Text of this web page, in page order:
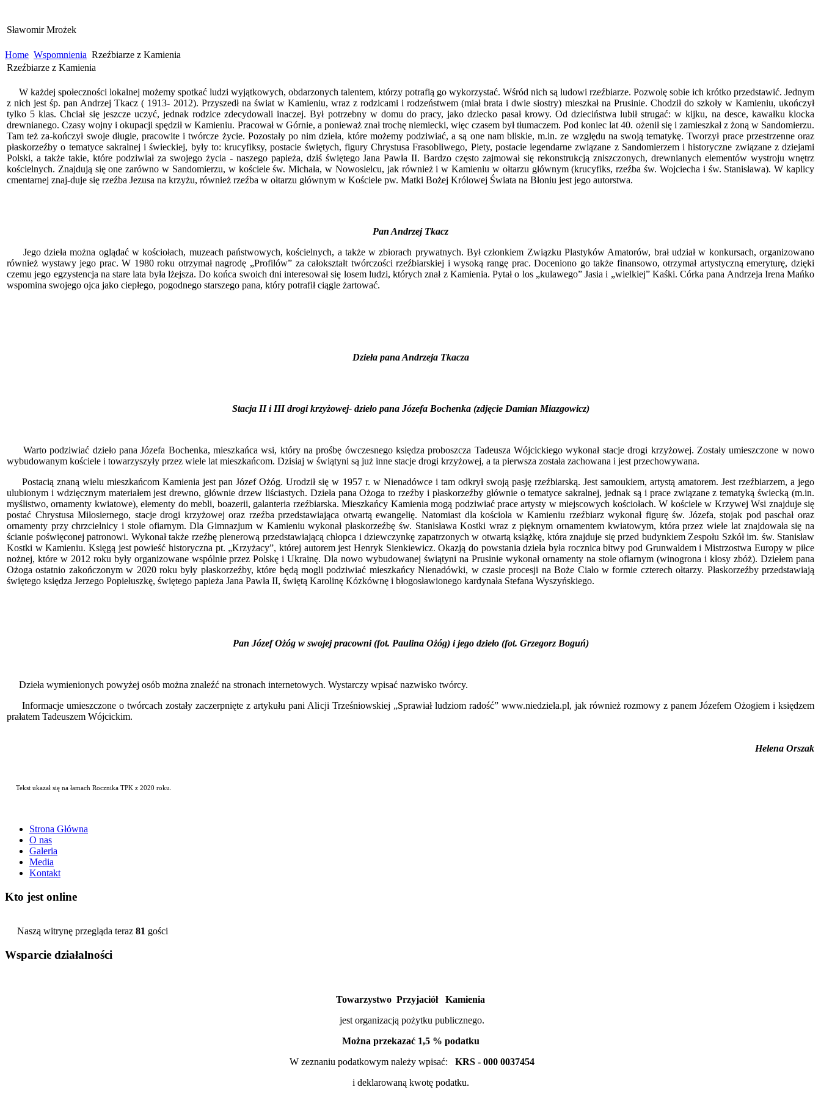
Sławomir Mrożek
Home Wspomnienia Rzeźbiarze z Kamienia
Rzeźbiarze z Kamienia
W każdej społeczności lokalnej możemy spotkać ludzi wyjątkowych, obdarzonych talentem, którzy potrafią go wykorzystać. Wśród nich są ludowi rzeźbiarze. Pozwolę sobie ich krótko przedstawić. Jednym
z nich jest śp. pan Andrzej Tkacz ( 1913- 2012). Przyszedł na świat w Kamieniu, wraz z rodzicami i rodzeństwem (miał brata i dwie siostry) mieszkał na Prusinie. Chodził do szkoły w Kamieniu, ukończył
tylko 5 klas. Chciał się jeszcze uczyć, jednak rodzice zdecydowali inaczej. Był potrzebny w domu do pracy, jako dziecko pasał krowy. Od dzieciństwa lubił strugać: w kijku, na desce, kawałku klocka
drewnianego. Czasy wojny i okupacji spędził w Kamieniu. Pracował w Górnie, a ponieważ znał trochę niemiecki, więc czasem był tłumaczem. Pod koniec lat 40. ożenił się i zamieszkał z żoną w Sandomierzu.
Tam też za-kończył swoje długie, pracowite i twórcze życie. Pozostały po nim dzieła, które możemy podziwiać, a są one nam bliskie, m.in. ze względu na swoją tematykę. Tworzył prace przestrzenne oraz
płaskorzeźby o tematyce sakralnej i świeckiej, były to: krucyfiksy, postacie świętych, figury Chrystusa Frasobliwego, Piety, postacie legendarne związane z Sandomierzem i historyczne związane z dziejami
Polski, a także takie, które podziwiał za swojego życia - naszego papieża, dziś świętego Jana Pawła II. Bardzo często zajmował się rekonstrukcją zniszczonych, drewnianych elementów wystroju wnętrz
kościelnych. Znajdują się one zarówno w Sandomierzu, w kościele św. Michała, w Nowosielcu, jak również i w Kamieniu w ołtarzu głównym (krucyfiks, rzeźba św. Wojciecha i św. Stanisława). W kaplicy
cmentarnej znaj-duje się rzeźba Jezusa na krzyżu, również rzeźba w ołtarzu głównym w Kościele pw. Matki Bożej Królowej Świata na Błoniu jest jego autorstwa.
Pan Andrzej Tkacz
Jego dzieła można oglądać w kościołach, muzeach państwowych, kościelnych, a także w zbiorach prywatnych. Był członkiem Związku Plastyków Amatorów, brał udział w konkursach, organizowano
również wystawy jego prac. W 1980 roku otrzymał nagrodę „Profilów” za całokształt twórczości rzeźbiarskiej i wysoką rangę prac. Doceniono go także finansowo, otrzymał artystyczną emeryturę, dzięki
czemu jego egzystencja na stare lata była lżejsza. Do końca swoich dni interesował się losem ludzi, których znał z Kamienia. Pytał o los „kulawego” Jasia i „wielkiej” Kaśki. Córka pana Andrzeja Irena Mańko
wspomina swojego ojca jako ciepłego, pogodnego starszego pana, który potrafił ciągle żartować.
Dzieła pana Andrzeja Tkacza
Stacja II i III drogi krzyżowej- dzieło pana Józefa Bochenka (zdjęcie Damian Miazgowicz)
Warto podziwiać dzieło pana Józefa Bochenka, mieszkańca wsi, który na prośbę ówczesnego księdza proboszcza Tadeusza Wójcickiego wykonał stacje drogi krzyżowej. Zostały umieszczone w nowo
wybudowanym kościele i towarzyszyły przez wiele lat mieszkańcom. Dzisiaj w świątyni są już inne stacje drogi krzyżowej, a ta pierwsza została zachowana i jest przechowywana.
Postacią znaną wielu mieszkańcom Kamienia jest pan Józef Ożóg. Urodził się w 1957 r. w Nienadówce i tam odkrył swoją pasję rzeźbiarską. Jest samoukiem, artystą amatorem. Jest rzeźbiarzem, a jego
ulubionym i wdzięcznym materiałem jest drewno, głównie drzew liściastych. Dzieła pana Ożoga to rzeźby i płaskorzeźby głównie o tematyce sakralnej, jednak są i prace związane z tematyką świecką (m.in.
myślistwo, ornamenty kwiatowe), elementy do mebli, boazerii, galanteria rzeźbiarska. Mieszkańcy Kamienia mogą podziwiać prace artysty w miejscowych kościołach. W kościele w Krzywej Wsi znajduje się
postać Chrystusa Miłosiernego, stacje drogi krzyżowej oraz rzeźba przedstawiająca otwartą ewangelię. Natomiast dla kościoła w Kamieniu rzeźbiarz wykonał figurę św. Józefa, stojak pod paschał oraz
ornamenty przy chrzcielnicy i stole ofiarnym. Dla Gimnazjum w Kamieniu wykonał płaskorzeźbę św. Stanisława Kostki wraz z pięknym ornamentem kwiatowym, która przez wiele lat znajdowała się na
ścianie poświęconej patronowi. Wykonał także rzeźbę plenerową przedstawiającą chłopca i dziewczynkę zapatrzonych w otwartą książkę, która znajduje się przed budynkiem Zespołu Szkół im. św. Stanisław
Kostki w Kamieniu. Księgą jest powieść historyczna pt. „Krzyżacy”, której autorem jest Henryk Sienkiewicz. Okazją do powstania dzieła była rocznica bitwy pod Grunwaldem i Mistrzostwa Europy w piłce
nożnej, które w 2012 roku były organizowane wspólnie przez Polskę i Ukrainę. Dla nowo wybudowanej świątyni na Prusinie wykonał ornamenty na stole ofiarnym (winogrona i kłosy zbóż). Dziełem pana
Ożoga ostatnio zakończonym w 2020 roku były płaskorzeźby, które będą mogli podziwiać mieszkańcy Nienadówki, w czasie procesji na Boże Ciało w formie czterech ołtarzy. Płaskorzeźby przedstawiają
świętego księdza Jerzego Popiełuszkę, świętego papieża Jana Pawła II, świętą Karolinę Kózkównę i błogosławionego kardynała Stefana Wyszyńskiego.
Pan Józef Ożóg w swojej pracowni (fot. Paulina Ożóg) i jego dzieło (fot. Grzegorz Boguń)
Dzieła wymienionych powyżej osób można znaleźć na stronach internetowych. Wystarczy wpisać nazwisko twórcy.
Informacje umieszczone o twórcach zostały zaczerpnięte z artykułu pani Alicji Trześniowskiej „Sprawiał ludziom radość” www.niedziela.pl, jak również rozmowy z panem Józefem Ożogiem i księdzem
prałatem Tadeuszem Wójcickim.
Helena Orszak
Tekst ukazał się na łamach Rocznika TPK z 2020 roku.
Strona Główna
O nas
Galeria
Media
Kontakt
Kto jest online
Naszą witrynę przegląda teraz 81 gości
Wsparcie działalności
Towarzystwo Przyjaciół Kamienia
jest organizacją pożytku publicznego.
Można przekazać 1,5 % podatku
W zeznaniu podatkowym należy wpisać: KRS - 000 0037454
i deklarowaną kwotę podatku.